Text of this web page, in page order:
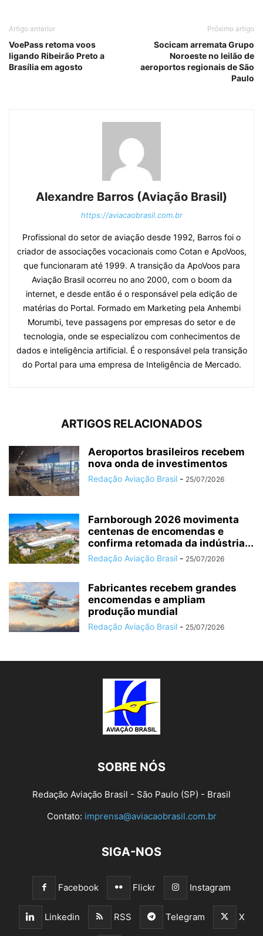
Artigo anterior
VoePass retoma voos
ligando Ribeirão Preto a
Brasília em agosto
Próximo artigo
Socicam arremata Grupo
Noroeste no leilão de
aeroportos regionais de São
Paulo
Alexandre Barros (Aviação Brasil)
https://aviacaobrasil.com.br
Profissional do setor de aviação desde 1992, Barros foi o
criador de associações vocacionais como Cotan e ApoVoos,
que funcionaram até 1999. A transição da ApoVoos para
Aviação Brasil ocorreu no ano 2000, com o boom da
internet, e desde então é o responsável pela edição de
matérias do Portal. Formado em Marketing pela Anhembi
Morumbi, teve passagens por empresas do setor e de
tecnologia, onde se especializou com conhecimentos de
dados e inteligência artificial. É o responsável pela transição
do Portal para uma empresa de Inteligência de Mercado.
ARTIGOS RELACIONADOS
Aeroportos brasileiros recebem
nova onda de investimentos
Redação Aviação Brasil - 25/07/2026
Farnborough 2026 movimenta
centenas de encomendas e
confirma retomada da indústria...
Redação Aviação Brasil - 25/07/2026
Fabricantes recebem grandes
encomendas e ampliam
produção mundial
Redação Aviação Brasil - 25/07/2026
SOBRE NÓS
Redação Aviação Brasil - São Paulo (SP) - Brasil
Contato: imprensa@aviacaobrasil.com.br
SIGA-NOS
Facebook Flickr Instagram
Linkedin RSS Telegram X